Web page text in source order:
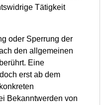
Tätigkeit
oder Sperrung der
den allgemeinen
Eine
erst ab dem
Bekanntwerden von